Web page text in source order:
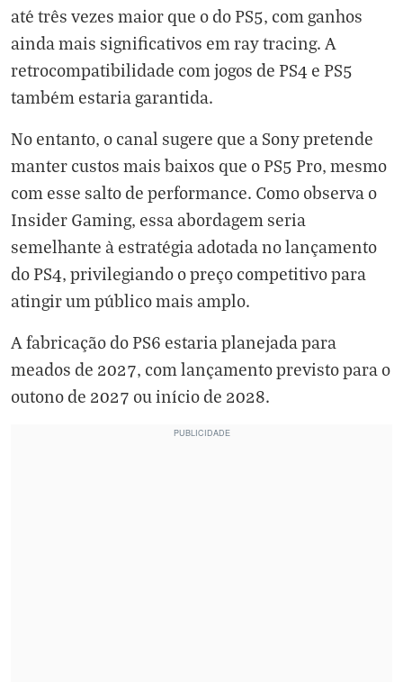
até três vezes maior que o do PS5, com ganhos
ainda mais significativos em ray tracing. A
retrocompatibilidade com jogos de PS4 e PS5
também estaria garantida.
No entanto, o canal sugere que a Sony pretende
manter custos mais baixos que o PS5 Pro, mesmo
com esse salto de performance. Como observa o
Insider Gaming, essa abordagem seria
semelhante à estratégia adotada no lançamento
do PS4, privilegiando o preço competitivo para
atingir um público mais amplo.
A fabricação do PS6 estaria planejada para
meados de 2027, com lançamento previsto para o
outono de 2027 ou início de 2028.